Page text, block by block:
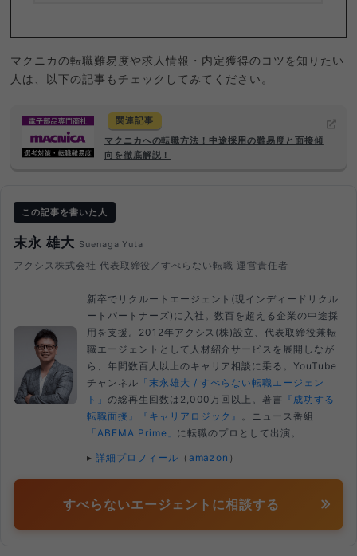
マクニカの転職難易度や求人情報・内定獲得のコツを知りたい
人は、以下の記事もチェックしてみてください。
関連記事
マクニカへの転職方法！中途採用の難易度と面接傾
向を徹底解説！
この記事を書いた人
末永 雄大 Suenaga Yuta
アクシス株式会社 代表取締役／すべらない転職 運営責任者
新卒でリクルートエージェント(現インディードリクル
ートパートナーズ)に入社。数百を超える企業の中途採
用を支援。2012年アクシス(株)設立、代表取締役兼転
職エージェントとして人材紹介サービスを展開しなが
ら、年間数百人以上のキャリア相談に乗る。YouTube
チャンネル 「末永雄大 / すべらない転職エージェン
ト」 の総再生回数は2,000万回以上。著書 『成功する
転職面接』
『キャリアロジック』
。ニュース番組
「ABEMA Prime」 に転職のプロとして出演。
▸ 詳細プロフィール （ amazon ）
すべらないエージェントに相談する